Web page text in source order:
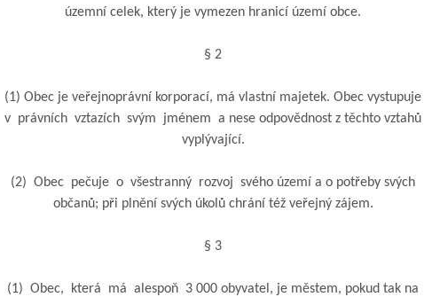
územní celek, který je vymezen hranicí území obce.
§ 2
(1) Obec je veřejnoprávní korporací, má vlastní majetek. Obec vystupuje
v právních vztazích svým jménem a nese odpovědnost z těchto vztahů
vyplývající.
(2) Obec pečuje o všestranný rozvoj svého území a o potřeby svých
občanů; při plnění svých úkolů chrání též veřejný zájem.
§ 3
(1) Obec, která má alespoň 3 000 obyvatel, je městem, pokud tak na